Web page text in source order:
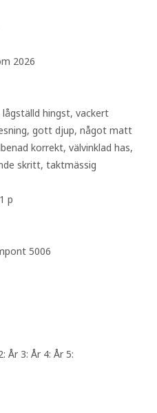
2026
lågställd hingst, vackert
gott djup, något matt
korrekt, välvinklad has,
skritt, taktmässig
p
5006
År 3: År 4: År 5: